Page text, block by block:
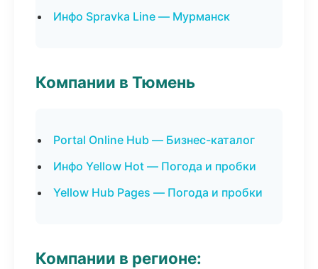
Инфо Spravka Line — Мурманск
Компании в Тюмень
Portal Online Hub — Бизнес-каталог
Инфо Yellow Hot — Погода и пробки
Yellow Hub Pages — Погода и пробки
Компании в регионе: